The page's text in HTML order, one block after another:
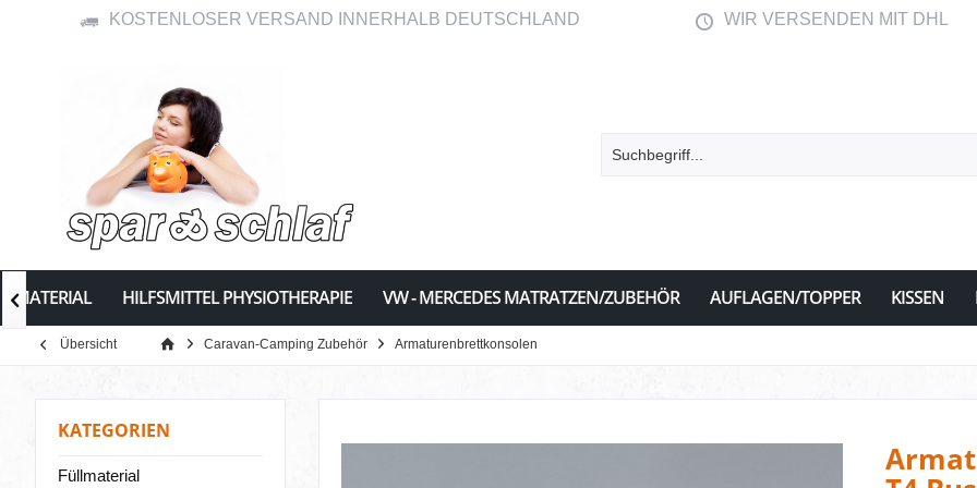
KOSTENLOSER VERSAND INNERHALB DEUTSCHLAND WIR VERSENDEN MIT DHL
HILFSMITTEL PHYSIOTHERAPIE VW - MERCEDES MATRATZEN/ZUBEHÖR AUFLAGEN/TOPPER KISSEN

Übersicht Caravan-Camping Zubehör Armaturenbrettkonsolen
KATEGORIEN
Füllmaterial